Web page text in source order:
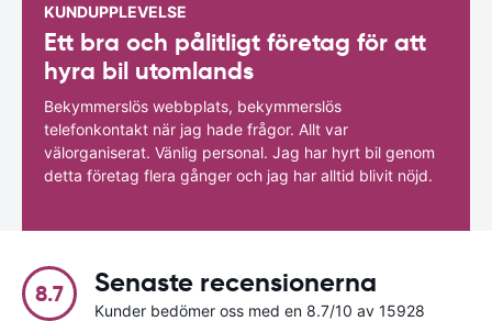
KUNDUPPLEVELSE
Ett bra och pålitligt företag för att
hyra bil utomlands
Bekymmerslös webbplats, bekymmerslös
telefonkontakt när jag hade frågor. Allt var
välorganiserat. Vänlig personal. Jag har hyrt bil genom
detta företag flera gånger och jag har alltid blivit nöjd.
8.7 Senaste recensionerna
Kunder bedömer oss med en 8.7/10 av 15928